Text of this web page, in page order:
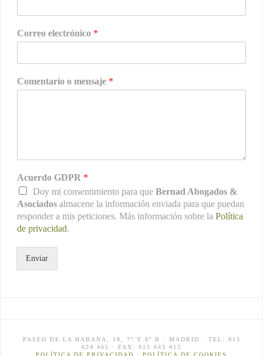
Correo electrónico *
Comentario o mensaje *
Acuerdo GDPR *
Doy mi consentimiento para que Bernad Abogados &
Asociadosalmacene la información enviada para que puedan
responder a mis peticiones. Más información sobre la Política
de privacidad.
Enviar
PASEO DE LA HABANA, 18, 7º Y 8º B · MADRID · TEL: 915
624 465 · FAX: 915 643 413